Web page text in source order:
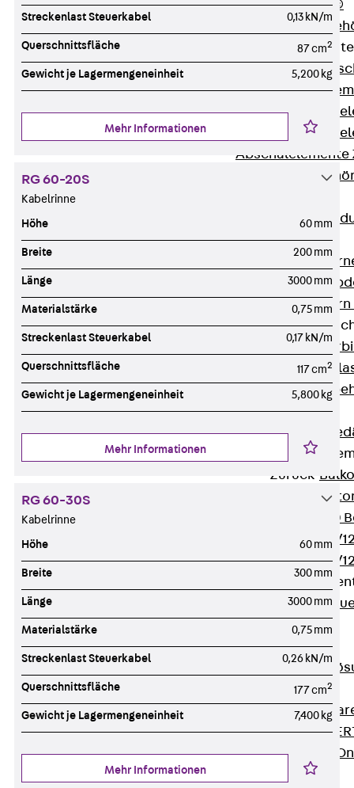
RAPIDOBAT®
Schalrohre
Zurück
Abschalelemente
Dorne
Querkraftdorn
Zurück
Wärmedämmung
Zurück
Zurück
ISOPRO®
ISOPRO® 120
ISOPRO® 80/
ISOPRO® 80/
Zurück
ISOMUR®
Digitale Lösungen
Digitale
JORDAHL®
JORDAHL® JVB
Streckenlast Steuerkabel 0,13 kN/m
Querschnittsfläche 87 cm2
Gewicht je Lagermengeneinheit 5,200 kg
Mehr Informationen
RG 60-20S
Kabelrinne
Höhe 60 mm
Breite 200 mm
Länge 3000 mm
Materialstärke 0,75 mm
Streckenlast Steuerkabel 0,17 kN/m
Querschnittsfläche 117 cm2
Gewicht je Lagermengeneinheit 5,800 kg
Mehr Informationen
RG 60-30S
Kabelrinne
Höhe 60 mm
Breite 300 mm
Länge 3000 mm
Materialstärke 0,75 mm
Streckenlast Steuerkabel 0,26 kN/m
Querschnittsfläche 177 cm2
Gewicht je Lagermengeneinheit 7,400 kg
Mehr Informationen